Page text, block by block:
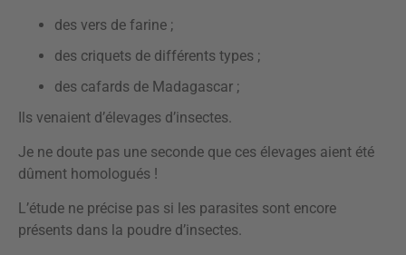
des vers de farine ;
des criquets de différents types ;
des cafards de Madagascar ;
Ils venaient d’élevages d’insectes.
Je ne doute pas une seconde que ces élevages aient été
dûment homologués !
L’étude ne précise pas si les parasites sont encore
présents dans la poudre d’insectes.